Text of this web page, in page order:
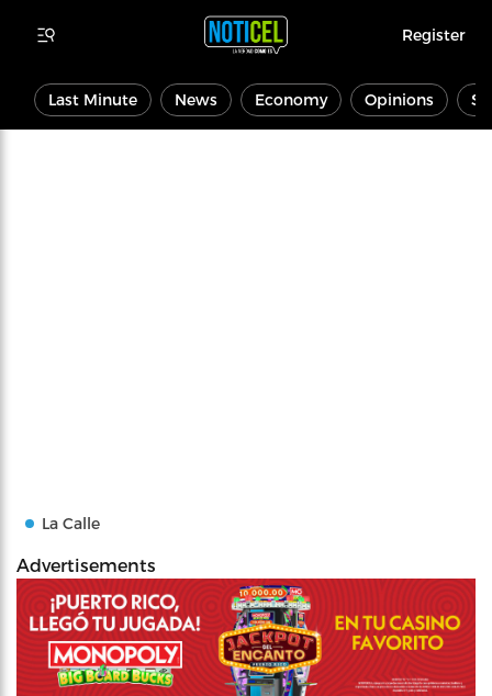
Register
Last Minute News Economy Opinions
La Calle
Advertisements